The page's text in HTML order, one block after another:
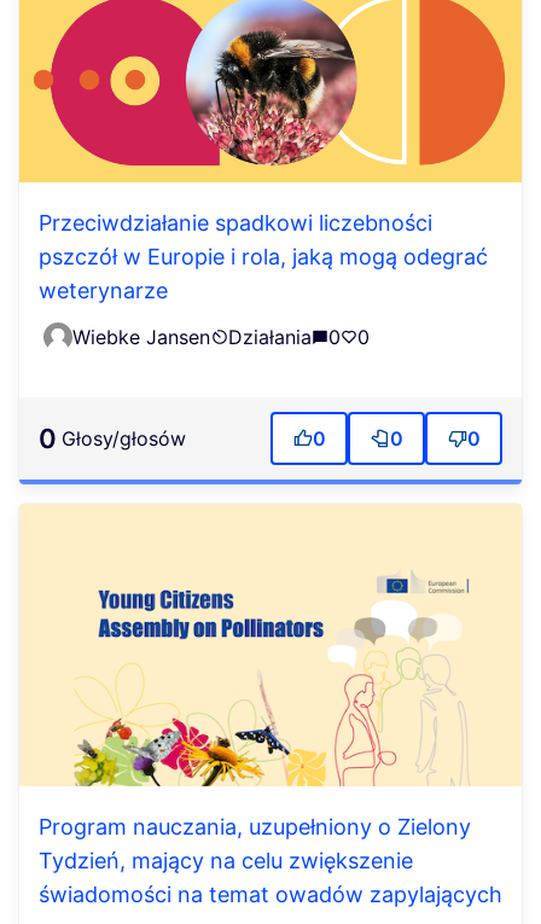
Przeciwdziałanie spadkowi liczebności
pszczół w Europie i rola, jaką mogą odegrać
weterynarze
Wiebke Jansen Działania 0 0
0 głosy/głosów 0 0 0
Program nauczania, uzupełniony o Zielony
Tydzień, mający na celu zwiększenie
świadomości na temat owadów zapylających